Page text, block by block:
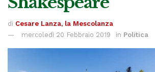
di Cesare Lanza, la Mescolanza
mercoledì 20 Febbraio 2019
in Politica